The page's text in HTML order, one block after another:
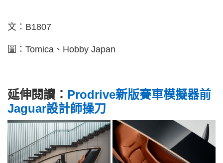
文：B1807
圖：Tomica、Hobby Japan
延伸閱讀： Prodrive新版賽車模擬器前
Jaguar設計師操刀